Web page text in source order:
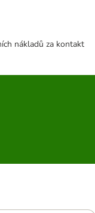
nákladů za kontakt